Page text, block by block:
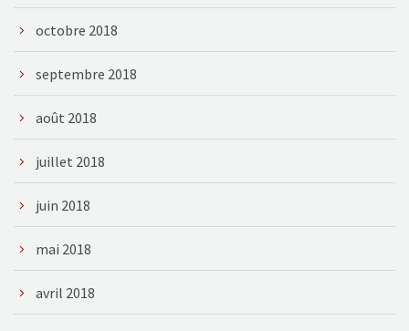
octobre 2018
septembre 2018
août 2018
juillet 2018
juin 2018
mai 2018
avril 2018